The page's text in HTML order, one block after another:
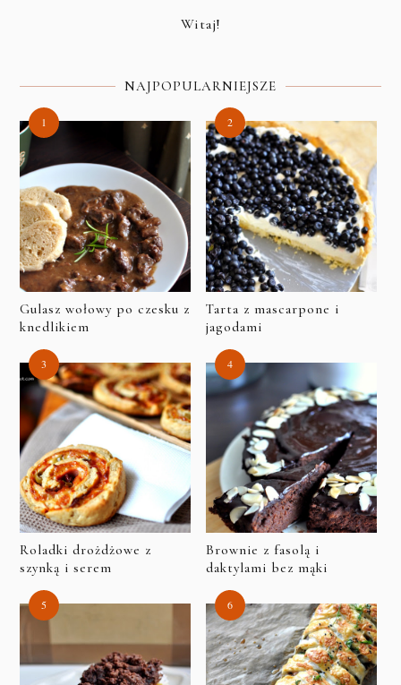
Witaj!
NAJPOPULARNIEJSZE
Gulasz wołowy po czesku z
knedlikiem
Tarta z mascarpone i
jagodami
Roladki drożdżowe z
szynką i serem
Brownie z fasolą i
daktylami bez mąki